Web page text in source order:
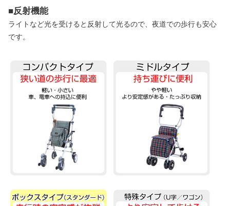
■反射機能
ライトなど光を受けると反射して光るので、夜道での歩行も安心
です。